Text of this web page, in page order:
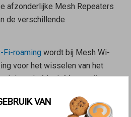
afzonderlijke Mesh Repeaters
de verschillende
Fi-roaming wordt bij Mesh Wi-
voor het wisselen van het
door deMesh Masterdie
ligt echter bij het Wi-Fi-
VAN